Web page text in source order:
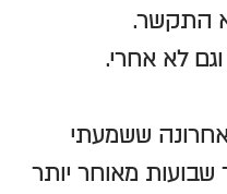
התקשר.
לא אחרי.
ששמעתי
שבועות מאוחר יותר